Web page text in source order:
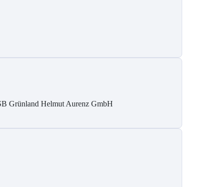
Grün­land Helmut Au­renz GmbH